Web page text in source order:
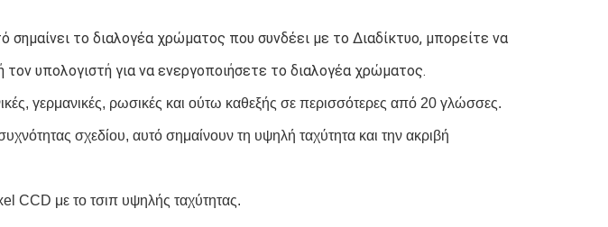
σημαίνει το διαλογέα χρώματος που συνδέει με το Διαδίκτυο, μπορείτε να
υπολογιστή για να ενεργοποιήσετε το διαλογέα χρώματος.
γερμανικές, ρωσικές και ούτω καθεξής σε περισσότερες από 20 γλώσσες.
σχεδίου, αυτό σημαίνουν τη υψηλή ταχύτητα και την ακριβή
CCD με το τσιπ υψηλής ταχύτητας.